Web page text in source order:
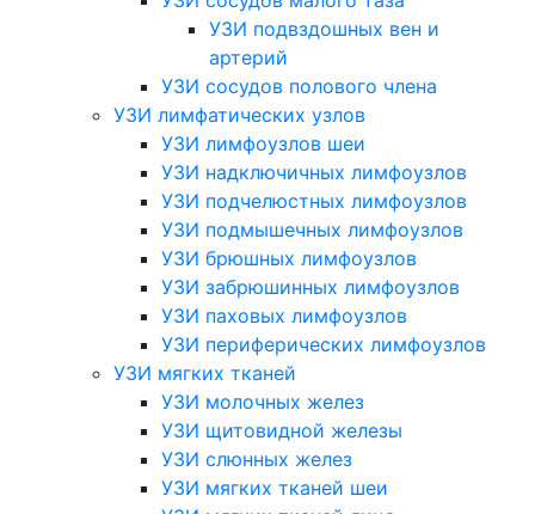
УЗИ подвздошных вен и
артерий
УЗИ сосудов полового члена
УЗИ лимфатических узлов
УЗИ лимфоузлов шеи
УЗИ надключичных лимфоузлов
УЗИ подчелюстных лимфоузлов
УЗИ подмышечных лимфоузлов
УЗИ брюшных лимфоузлов
УЗИ забрюшинных лимфоузлов
УЗИ паховых лимфоузлов
УЗИ периферических лимфоузлов
УЗИ мягких тканей
УЗИ молочных желез
УЗИ щитовидной железы
УЗИ слюнных желез
УЗИ мягких тканей шеи